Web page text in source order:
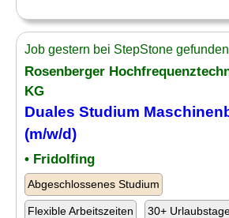
Job gestern bei StepStone gefunden
Rosenberger
KG
Duales Studium
(m/w/d)
• Fridolfing
Abgeschlossenes Studium
Flexible Arbeitszeiten 30+